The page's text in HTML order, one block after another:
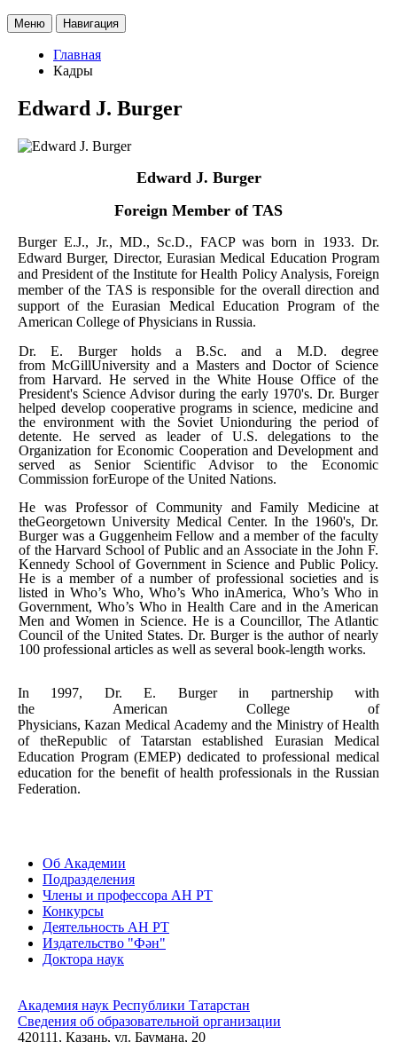
Меню Навигация
Главная
Кадры
Edward J. Burger
Edward J. Burger
Foreign Member of TAS
Burger E.J., Jr., MD., Sc.D., FACP was born in 1933. Dr.
Edward Burger, Director, Eurasian Medical Education Program
and President of the Institute for Health Policy Analysis, Foreign
member of the TAS is responsible for the overall direction and
support of the Eurasian Medical Education Program of the
American College of Physicians in Russia.
Dr. E. Burger holds a B.Sc. and a M.D. degree
from McGillUniversity and a Masters and Doctor of Science
from Harvard. He served in the White House Office of the
President's Science Advisor during the early 1970's. Dr. Burger
helped develop cooperative programs in science, medicine and
the environment with the Soviet Unionduring the period of
detente. He served as leader of
U.S.
delegations to the
Organization for Economic Cooperation and Development and
served as Senior Scientific Advisor to the Economic
Commission forEurope of the United Nations.
He was Professor of Community and Family Medicine at
theGeorgetown University Medical Center. In the 1960's, Dr.
Burger was a Guggenheim Fellow and a member of the faculty
of the Harvard School of Public and an Associate in the John F.
Kennedy School of Government in Science and Public Policy.
He is a member of a number of professional societies and is
listed in Who’s Who, Who’s Who inAmerica, Who’s Who in
Government, Who’s Who in Health Care and in the American
Men and Women in Science. He is a Councillor, The Atlantic
Council of the United States. Dr. Burger is the author of nearly
100 professional articles as well as several book-length works.
In 1997, Dr. E. Burger in partnership with
the
American College
of
Physicians, Kazan Medical Academy and the Ministry of Health
of theRepublic of Tatarstan
established Eurasian Medical
Education Program (EMEP) dedicated to professional medical
education for the benefit of health professionals in the Russian
Federation.
Об Академии
Подразделения
Члены и профессора АН РТ
Конкурсы
Деятельность АН РТ
Издательство "Фән"
Доктора наук
Академия наук Республики Татарстан
Сведения об образовательной организации
420111, Казань, ул. Баумана, 20